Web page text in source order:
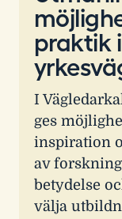
praktik
I
ges
inspiration
av
betydelse
välja